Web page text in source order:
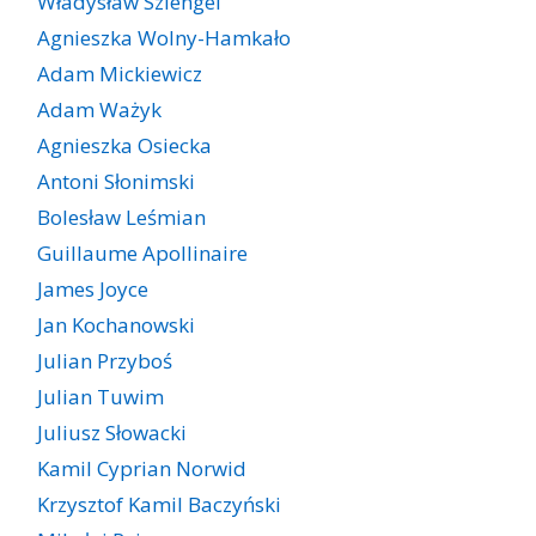
Agnieszka Wolny-Hamkało
Adam Mickiewicz
Adam Ważyk
Agnieszka Osiecka
Antoni Słonimski
Bolesław Leśmian
Guillaume Apollinaire
James Joyce
Jan Kochanowski
Julian Przyboś
Julian Tuwim
Juliusz Słowacki
Kamil Cyprian Norwid
Krzysztof Kamil Baczyński